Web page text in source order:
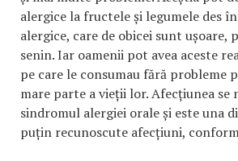
alergice la fructele și legumele des
alergice, care de obicei sunt ușoare,
senin. Iar oamenii pot avea aceste
pe care le consumau fără probleme
mare parte a vieții lor. Afecțiunea se
sindromul alergiei orale și este una
puțin recunoscute afecțiuni,